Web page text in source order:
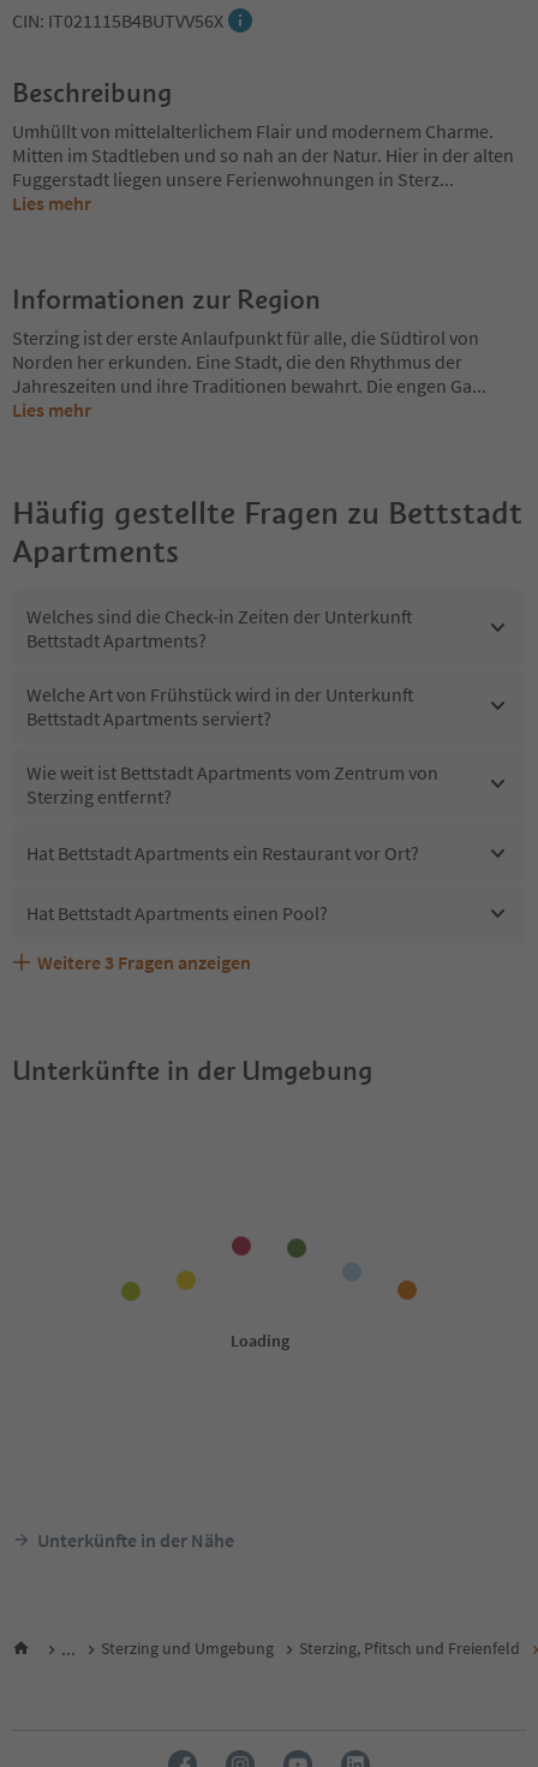
CIN: IT021115B4BUTVV56X
Beschreibung
Umhüllt von mittelalterlichem Flair und modernem Charme.
Mitten im Stadtleben und so nah an der Natur. Hier in der alten
Fuggerstadt liegen unsere Ferienwohnungen in Sterz...
Lies mehr
Informationen zur Region
Sterzing ist der erste Anlaufpunkt für alle, die Südtirol von
Norden her erkunden. Eine Stadt, die den Rhythmus der
Jahreszeiten und ihre Traditionen bewahrt. Die engen Ga...
Lies mehr
Häufig gestellte Fragen zu Bettstadt
Apartments
Welches sind die Check-in Zeiten der Unterkunft
Bettstadt Apartments?
Welche Art von Frühstück wird in der Unterkunft
Bettstadt Apartments serviert?
Wie weit ist Bettstadt Apartments vom Zentrum von
Sterzing entfernt?
Hat Bettstadt Apartments ein Restaurant vor Ort?
Hat Bettstadt Apartments einen Pool?
Sind Haustiere in der Unterkunft Bettstadt Apartments
Welche Services bietet Bettstadt Apartments?
Erhalten die Gäste von Bettstadt Apartments einen
Weitere 3 Fragen anzeigen
Unterkünfte in der Umgebung
Unterkünfte in der Nähe
... Sterzing und Umgebung Sterzing, Pfitsch und Freienfeld